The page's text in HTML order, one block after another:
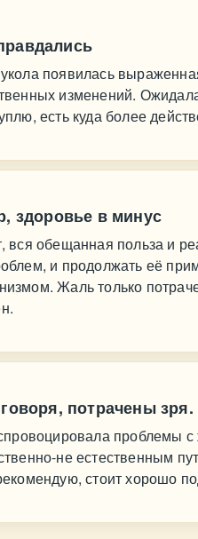
появилась
изменений.
есть куда более
здоровье в минус
вся обещанная польза и
и продолжать её
Жаль только
потрачены зря.
проблемы
не естественным
стоит хорошо